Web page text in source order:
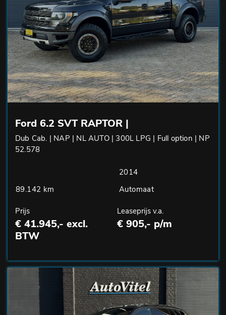
Ford 6.2 SVT RAPTOR |
Dub Cab. | NAP | NL AUTO | 300L LPG | Full option | NP
52.578
2014
89.142 km
Automaat
Prijs
€ 41.945,- excl.
BTW
Leaseprijs v.a.
€ 905,- p/m